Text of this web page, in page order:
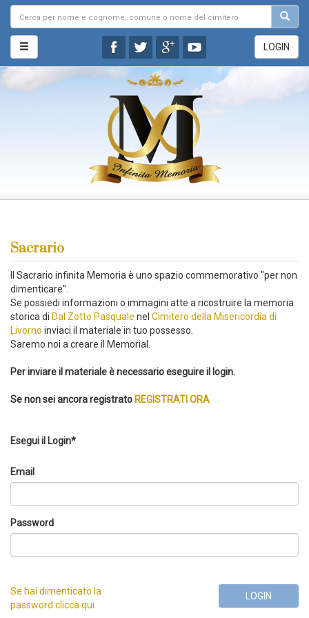
LOGIN
Sacrario
Il Sacrario infinita Memoria è uno spazio commemorativo "per non
dimenticare".
Se possiedi informazioni o immagini atte a ricostruire la memoria
storica di Dal Zotto Pasquale nel Cimitero della Misericordia di
Livorno inviaci il materiale in tuo possesso.
Saremo noi a creare il Memorial.
Per inviare il materiale è necessario eseguire il login.
Se non sei ancora registrato REGISTRATI ORA
Esegui il Login*
Email
Password
Se hai dimenticato la
password clicca qui
LOGIN